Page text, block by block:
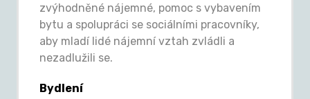
zvýhodněné nájemné, pomoc s vybavením
bytu a spolupráci se sociálními pracovníky,
aby mladí lidé nájemní vztah zvládli a
nezadlužili se.
Bydlení